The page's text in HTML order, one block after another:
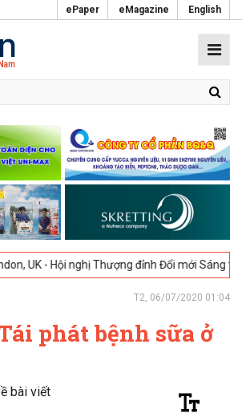
ePaper eMagazine English
Hội nghị Thượng đỉnh Đổi mới Sáng tạo trong
T2, 06/07/2020 01:04
phát bệnh sữa ở
bài viết